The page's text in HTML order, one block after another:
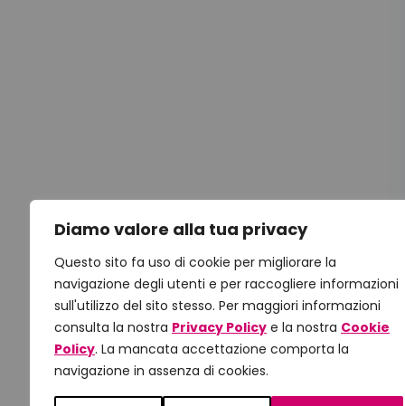
Diamo valore alla tua privacy
Questo sito fa uso di cookie per migliorare la
navigazione degli utenti e per raccogliere informazioni
sull'utilizzo del sito stesso. Per maggiori informazioni
consulta la nostra Privacy Policy e la nostra Cookie
Policy. La mancata accettazione comporta la
navigazione in assenza di cookies.